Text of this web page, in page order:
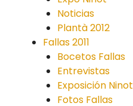
Noticias
Plantà 2012
Fallas 2011
Bocetos Fallas
Entrevistas
Exposición Ninot
Fotos Fallas